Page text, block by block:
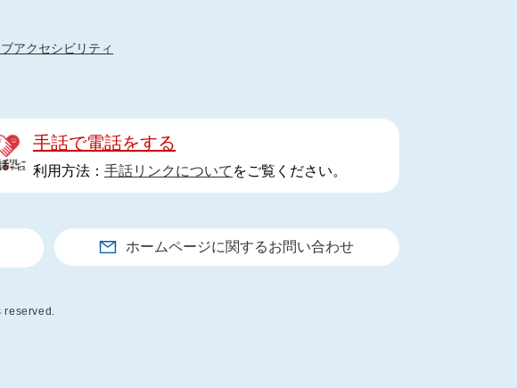
アクセシビリティ
手話で電話をする
利用方法： 手話リンクについて をご覧ください。
ホームページに関するお問い合わせ
reserved.